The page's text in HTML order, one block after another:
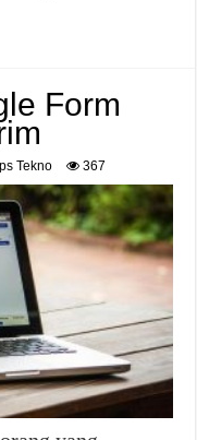
Form
Tekno 367